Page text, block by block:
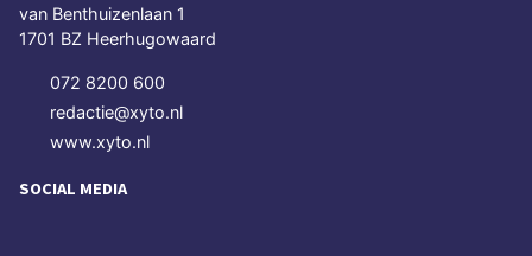
van Benthuizenlaan 1
1701 BZ Heerhugowaard
072 8200 600
redactie@xyto.nl
www.xyto.nl
SOCIAL MEDIA